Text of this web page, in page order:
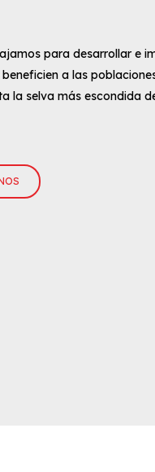
para desarrollar e
a las
la selva más escondida